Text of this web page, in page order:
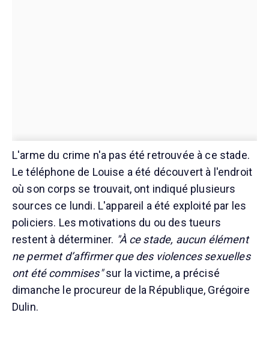
L'arme du crime n'a pas été retrouvée à ce stade.
Le téléphone de Louise a été découvert à l'endroit
où son corps se trouvait, ont indiqué plusieurs
sources ce lundi. L'appareil a été exploité par les
policiers. Les motivations du ou des tueurs
restent à déterminer. "À ce stade, aucun élément
ne permet d’affirmer que des violences sexuelles
ont été commises"sur la victime, a précisé
dimanche le procureur de la République, Grégoire
Dulin.